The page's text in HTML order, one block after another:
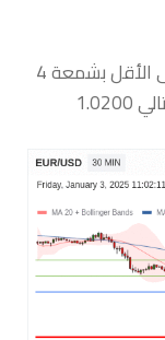
كسر الدعم 1.0225والثبات أدنى منه على الأقل بشمعة 4